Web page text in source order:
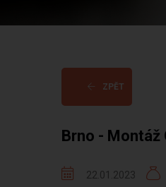
ZPĚT
Brno - Montáž
22.01.2023